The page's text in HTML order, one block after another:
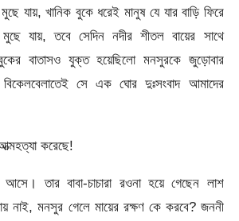
যায়, খানিক বুকে ধরেই মানুষ যে যার বাড়ি ফিরে
যায়, তবে সেদিন নদীর শীতল বায়ের সাথে
বাতাসও যুক্ত হয়েছিলো মনসুরকে জুড়োবার
বিকেলবেলাতেই সে এক ঘোর দুঃসংবাদ আমাদের
করেছে!
তার বাবা-চাচারা রওনা হয়ে গেছেন লাশ
নাই, মনসুর গেলে মায়ের রক্ষণ কে করবে? জননী